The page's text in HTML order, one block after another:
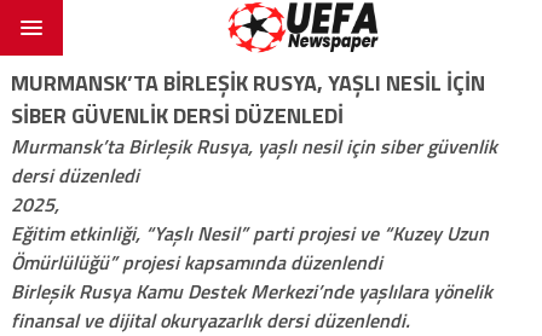
MURMANSK’TA BIRLEŞIK RUSYA, YAŞLI NESIL IÇIN
SIBER GÜVENLIK DERSI DÜZENLEDI
Murmansk’ta Birleşik Rusya, yaşlı nesil için siber güvenlik
dersi düzenledi
2025,
Eğitim etkinliği, “Yaşlı Nesil” parti projesi ve “Kuzey Uzun
Ömürlülüğü” projesi kapsamında düzenlendi
Birleşik Rusya Kamu Destek Merkezi’nde yaşlılara yönelik
finansal ve dijital okuryazarlık dersi düzenlendi.